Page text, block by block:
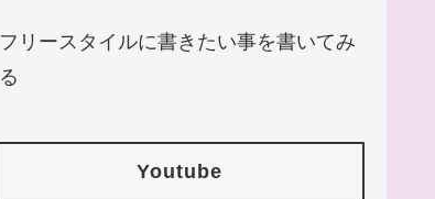
フリースタイルに書きたい事を書いてみ
る
Youtube